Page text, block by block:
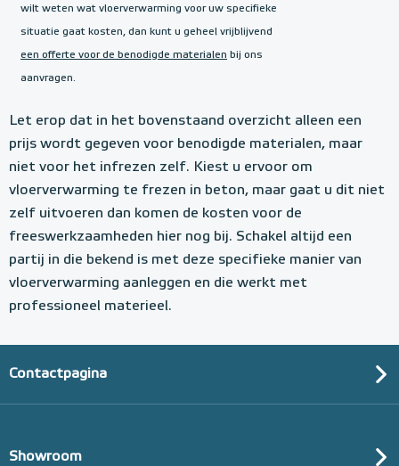
wilt weten wat vloerverwarming voor uw specifieke
situatie gaat kosten, dan kunt u geheel vrijblijvend
een offerte voor de benodigde materialen bij ons
aanvragen.
Let erop dat in het bovenstaand overzicht alleen een
prijs wordt gegeven voor benodigde materialen, maar
niet voor het infrezen zelf. Kiest u ervoor om
vloerverwarming te frezen in beton, maar gaat u dit niet
zelf uitvoeren dan komen de kosten voor de
freeswerkzaamheden hier nog bij. Schakel altijd een
partij in die bekend is met deze specifieke manier van
vloerverwarming aanleggen en die werkt met
professioneel materieel.
Contactpagina
Showroom